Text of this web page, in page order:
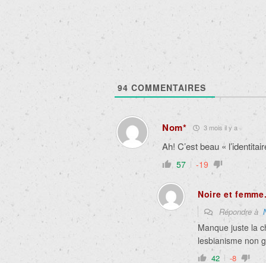
94 COMMENTAIRES
Nom* 3 mois il y a
Ah! C’est beau «
57 -19
Noire et femme.
Répondre à
Manque juste la
lesbianisme non
42 -8